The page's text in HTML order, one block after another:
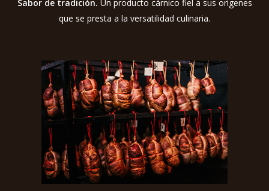
Sabor de tradición. Un producto cárnico fiel a sus origenes
que se presta a la versatilidad culinaria.